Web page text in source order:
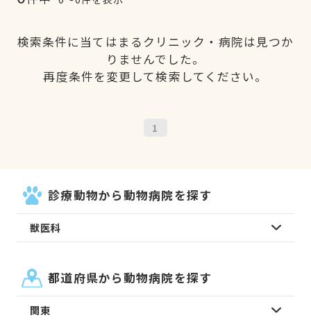
検索条件に当てはまるクリニック・病院は見つか
りませんでした。
再度条件を変更して検索してください。
1
診療動物から動物病院を探す
獣医科
都道府県から動物病院を探す
関東